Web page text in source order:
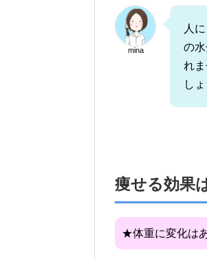
mina
人
の
れ
しょ
痩せる効果
★体重に変化は